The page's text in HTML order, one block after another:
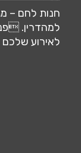
חנות לחם –
למהדרין.
לאירוע שלכם